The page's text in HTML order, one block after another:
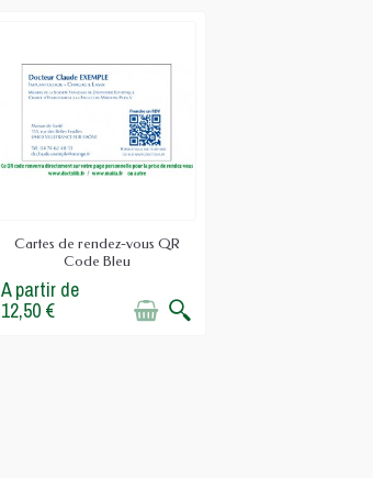
Cartes de rendez-vous QR
Code Bleu
A partir de
12,50 €